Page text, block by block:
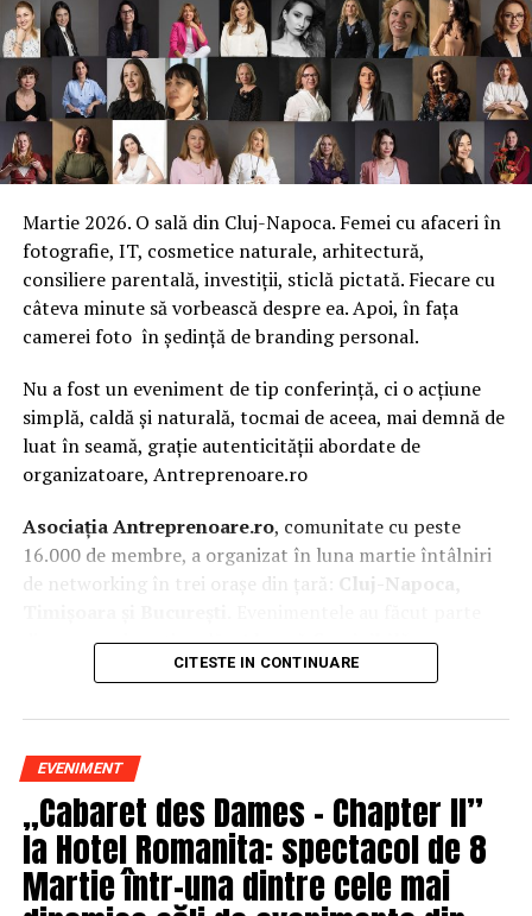
Martie 2026. O sală din Cluj-Napoca. Femei cu afaceri în
fotografie, IT, cosmetice naturale, arhitectură,
consiliere parentală, investiții, sticlă pictată. Fiecare cu
câteva minute să vorbească despre ea. Apoi, în fața
camerei foto în ședință de branding personal.
Nu a fost un eveniment de tip conferință, ci o acțiune
simplă, caldă și naturală, tocmai de aceea, mai demnă de
luat în seamă, grație autenticității abordate de
organizatoare, Antreprenoare.ro
Asociația Antreprenoare.ro, comunitate cu peste
16.000 de membre, a organizat în luna martie întâlniri
de networking în trei orașe din țară:
Cluj-Napoca,
campania națională„Aleg să fiu vizibilă„, o
inițiativă care combină sesiuni de fotografie de brand
prezentă, cu numele tău și cu afacerea ta, în spațiul
public.
La Cluj-Napoca, sesiunile foto au fost susținute de doi
fotografi profesioniști:Valentina Mihalache
(lightsun.ro) șiDeni Sîrb(DA Studio). Valentina a venit
cu 18 ani de carieră în vânzări în spate și o tranziție
CITESTE IN CONTINUARE
EVENIMENT
„Cabaret des Dames – Chapter II”
la Hotel Romanita: spectacol de 8
Martie într-una dintre cele mai